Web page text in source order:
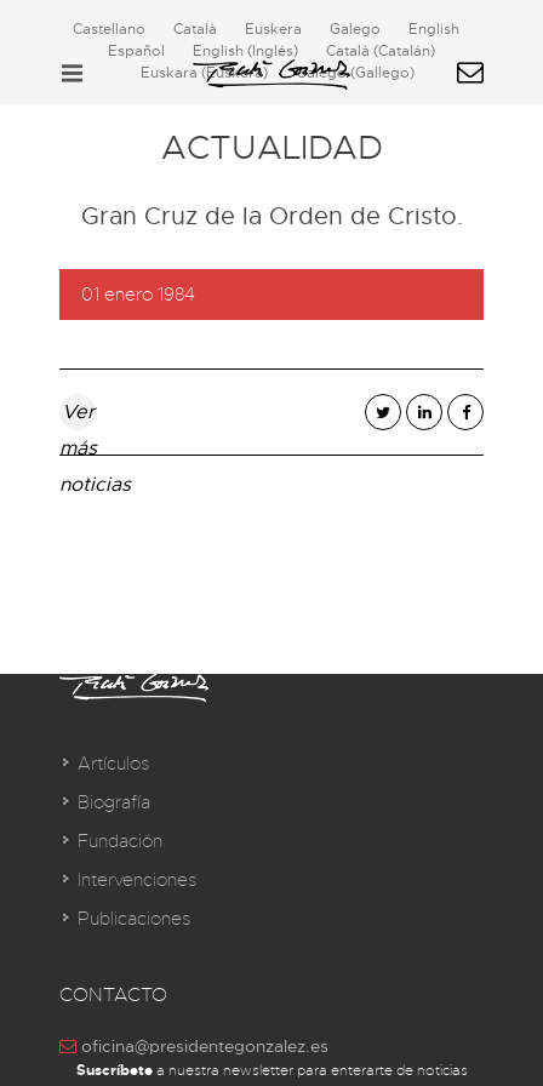
Castellano Català Euskera Galego
English
Español
English(Inglés) Català (Catalán)
Euskara (Euskera) Galego(Gallego)
ACTUALIDAD
Gran Cruz de la Orden de Cristo.
01 enero 1984
Ver
más
noticias
Artículos
Biografía
Fundación
Intervenciones
Publicaciones
CONTACTO
oficina@presidentegonzalez.es
Suscríbetea nuestra newsletter para enterarte de noticias